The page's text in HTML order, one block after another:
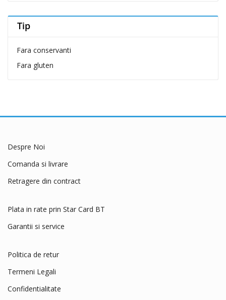
COA
Comfy
Crystal Cat
Dingo
Dog Concept
Dogit
Dreamies
Eat&Fun
Eheim
Felix
Ferplast
Tip
Fara conservanti
Fara gluten
Despre Noi
Comanda si livrare
Retragere din contract
Plata in rate prin Star Card BT
Garantii si service
Politica de retur
Termeni Legali
Confidentialitate